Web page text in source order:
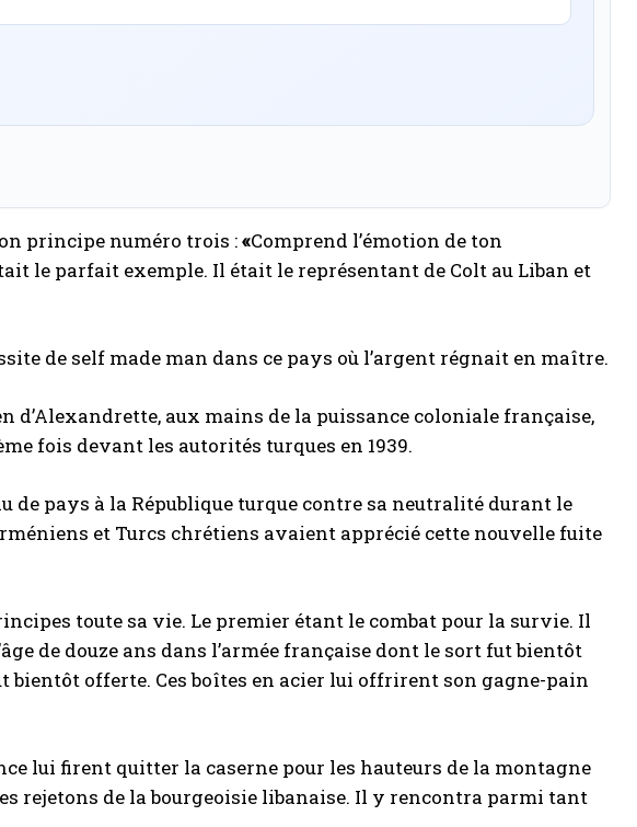
principe numéro trois :«Comprend l’émotion de ton
le parfait exemple. Il était le représentant de Colt au Liban et
de self made man dans ce pays où l’argent régnait en maître.
aux mains de la puissance coloniale française,
fois devant les autorités turques en 1939.
de pays à la République turque contre sa neutralité durant le
et Turcs chrétiens avaient apprécié cette nouvelle fuite
toute sa vie. Le premier étant le combat pour la survie. Il
de douze ans dans l’armée française dont le sort fut bientôt
bientôt offerte. Ces boîtes en acier lui offrirent son gagne-pain
lui firent quitter la caserne pour les hauteurs de la montagne
rejetons de la bourgeoisie libanaise. Il y rencontra parmi tant